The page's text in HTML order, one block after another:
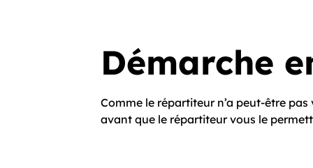
Démarche
Comme le répartiteur n’a peut-être
avant que le répartiteur vous le